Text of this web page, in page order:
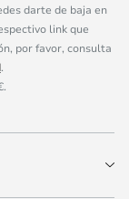
darte de baja en
link que
por favor, consulta
.